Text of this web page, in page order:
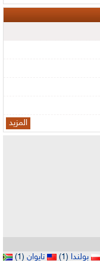
المزيد
بولندا (1) تايوان (1)